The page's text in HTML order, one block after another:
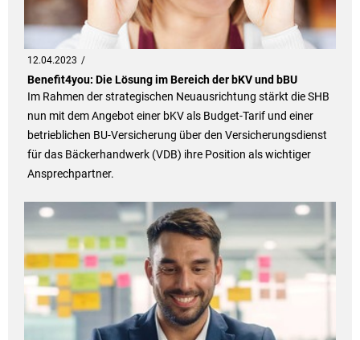
12.04.2023
Benefit4you: Die Lösung im Bereich der bKV und bBU
Im Rahmen der strategischen Neuausrichtung stärkt die SHB
nun mit dem Angebot einer bKV als Budget-Tarif und einer
betrieblichen BU-Versicherung über den Versicherungsdienst
für das Bäckerhandwerk (VDB) ihre Position als wichtiger
Ansprechpartner.